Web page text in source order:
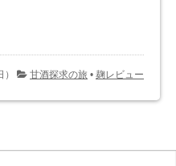
甘酒探求の旅 • 麹レビュー